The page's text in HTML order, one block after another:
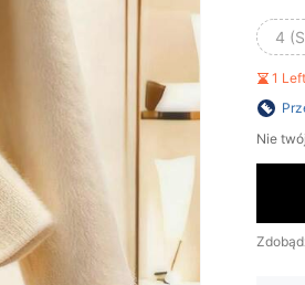
4
1 Left
Nie